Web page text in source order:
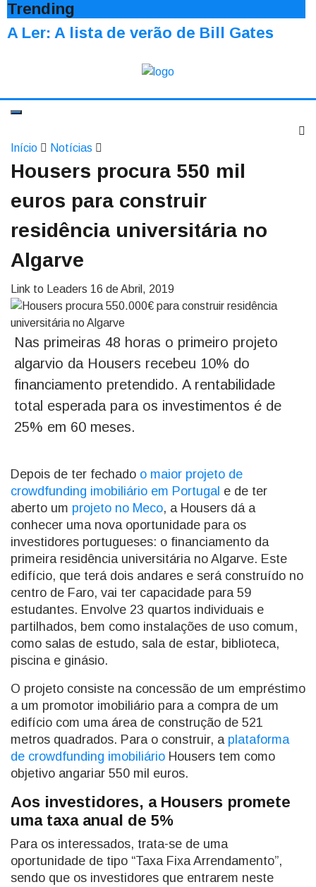
Trending
A Ler: A lista de verão de Bill Gates
Início Notícias
Housers procura 550 mil
euros para construir
residência universitária no
Algarve
Link to Leaders 16 de Abril, 2019
Nas primeiras 48 horas o primeiro projeto
algarvio da Housers recebeu 10% do
financiamento pretendido. A rentabilidade
total esperada para os investimentos é de
25% em 60 meses.
Depois de ter fechado o maior projeto de
crowdfunding imobiliário em Portugal e de ter
aberto um projeto no Meco, a Housers dá a
conhecer uma nova oportunidade para os
investidores portugueses: o financiamento da
primeira residência universitária no Algarve. Este
edifício, que terá dois andares e será construído no
centro de Faro, vai ter capacidade para 59
estudantes. Envolve 23 quartos individuais e
partilhados, bem como instalações de uso comum,
como salas de estudo, sala de estar, biblioteca,
piscina e ginásio.
O projeto consiste na concessão de um empréstimo
a um promotor imobiliário para a compra de um
edifício com uma área de construção de 521
metros quadrados. Para o construir, a plataforma
de crowdfunding imobiliário Housers tem como
objetivo angariar 550 mil euros.
Aos investidores, a Housers promete
uma taxa anual de 5%
Para os interessados, trata-se de uma
oportunidade de tipo “Taxa Fixa Arrendamento”,
sendo que os investidores que entrarem neste